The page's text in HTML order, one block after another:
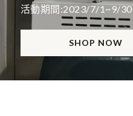
活動期間:2023/7/1~9/30
SHOP NOW